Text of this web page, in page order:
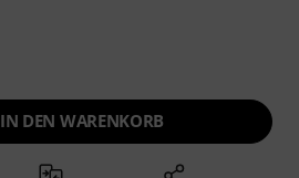
IN DEN WARENKORB